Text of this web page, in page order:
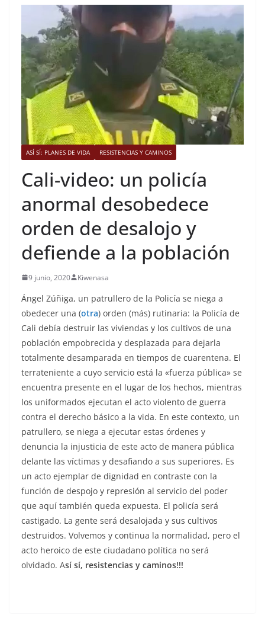
ASÍ SÍ: PLANES DE VIDA RESISTENCIAS Y CAMINOS
Cali-video: un policía
anormal desobedece
orden de desalojo y
defiende a la población
9 junio, 2020 Kiwenasa
Ángel Zúñiga, un patrullero de la Policía se niega a
obedecer una (otra) orden (más) rutinaria: la Policía de
Cali debía destruir las viviendas y los cultivos de una
población empobrecida y desplazada para dejarla
totalmente desamparada en tiempos de cuarentena. El
terrateniente a cuyo servicio está la «fuerza pública» se
encuentra presente en el lugar de los hechos, mientras
los uniformados ejecutan el acto violento de guerra
contra el derecho básico a la vida. En este contexto, un
patrullero, se niega a ejecutar estas órdenes y
denuncia la injusticia de este acto de manera pública
delante las víctimas y desafiando a sus superiores. Es
un acto ejemplar de dignidad en contraste con la
función de despojo y represión al servicio del poder
que aquí también queda expuesta. El policía será
castigado. La gente será desalojada y sus cultivos
destruidos. Volvemos y continua la normalidad, pero el
acto heroico de este ciudadano política no será
olvidado. Así sí, resistencias y caminos!!!